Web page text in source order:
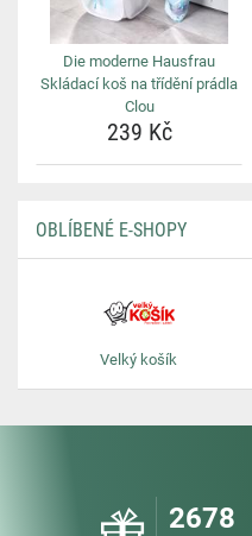
Die moderne Hausfrau
Skládací koš na třídění prádla
Clou
239 Kč
OBLÍBENÉ E-SHOPY
Velký košík
2678